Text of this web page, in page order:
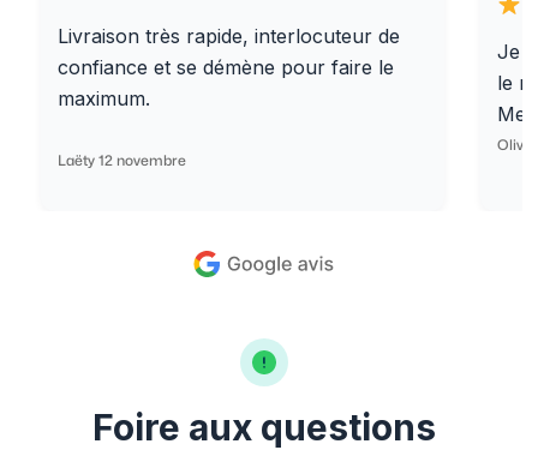
Livraison très rapide, interlocuteur de
confiance et se démène pour faire le
maximum.
Laëty 12 novembre
Je
le
Foire aux questions